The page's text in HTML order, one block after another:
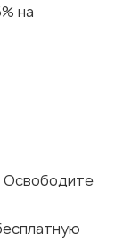
на
Освободите